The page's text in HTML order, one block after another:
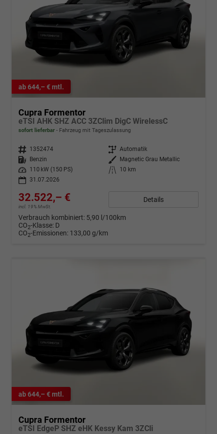
ab 644,– € mtl.
Cupra Formentor
eTSI AHK SHZ ACC 3ZClim DigC WirelessC
sofort lieferbar Fahrzeug mit Tageszulassung
Fahrzeugnr. 1352474 Getriebe Automatik
Kraftstoff
Benzin Außenfarbe
Magnetic Grau Metallic
Leistung
110 kW (150 PS) Kilometerstand
10 km
31.07.2026
32.522,– €
incl. 19% MwSt.
Details
Verbrauch kombiniert: 5,90 l/100km
CO2-Klasse: D
CO2-Emissionen: 133,00 g/km
ab 644,– € mtl.
Cupra Formentor
eTSI EdgeP SHZ eHK Kessy Kam 3ZCli